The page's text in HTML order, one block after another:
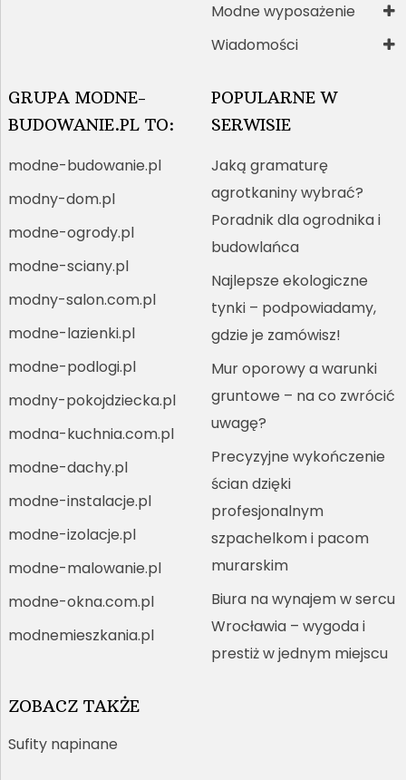
Modne wyposażenie
Wiadomości
GRUPA MODNE-
BUDOWANIE.PL TO:
modne-budowanie.pl
modny-dom.pl
modne-ogrody.pl
modne-sciany.pl
modny-salon.com.pl
modne-lazienki.pl
modne-podlogi.pl
modny-pokojdziecka.pl
modna-kuchnia.com.pl
modne-dachy.pl
modne-instalacje.pl
modne-izolacje.pl
modne-malowanie.pl
modne-okna.com.pl
modnemieszkania.pl
POPULARNE W
SERWISIE
Jaką gramaturę
agrotkaniny wybrać?
Poradnik dla ogrodnika i
budowlańca
Najlepsze ekologiczne
tynki – podpowiadamy,
gdzie je zamówisz!
Mur oporowy a warunki
gruntowe – na co zwrócić
uwagę?
Precyzyjne wykończenie
ścian dzięki
profesjonalnym
szpachelkom i pacom
murarskim
Biura na wynajem w sercu
Wrocławia – wygoda i
prestiż w jednym miejscu
ZOBACZ TAKŻE
Sufity napinane